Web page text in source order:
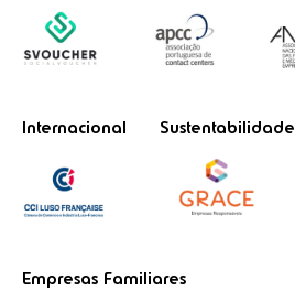
Internacional Sustentabilidade
Empresas Familiares